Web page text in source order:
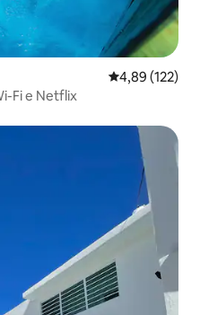
4,89 de uma
4,89 (122)
Wi-Fi e Netflix
hóspedes